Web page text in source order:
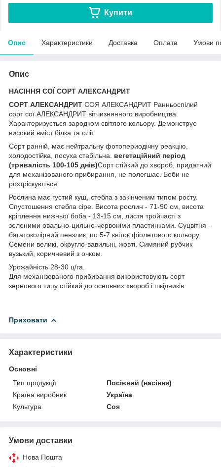
Купити
Опис Характеристики Доставка Оплата Умови
Опис
НАСІННЯ СОЇ СОРТ АЛЕКСАНДРИТ
СОРТ АЛЕКСАНДРИТ СОЯ АЛЕКСАНДРИТ Ранньоспілий
сорт сої АЛЕКСАНДРИТ вітчизнянного виробництва.
Характеризується зародком світлого кольору. Демонструє
високий вміст білка та олії.
Сорт ранній, має нейтральну фотопериодічну реакцію,
холодостійка, посуха стабільна. вегетаційний період
(тривалість 100-105 днів)Сорт стійкий до хвороб, придатний
для механізованого прибирання, не полегшає. Боби не
розтріскуються.
Рослина має густий кущ, стебла з закінченим типом росту.
Спустошення стебла сіре. Висота рослин - 71-90 см, висота
кріплення нижньої боба - 13-15 см, листя тройчасті з
зеленими овально-цильно-червоніми пластинками. Суцвітня -
багатоколірний пензлик, по 5-7 квіток фіолетового кольору.
Семени великі, округло-вавильні, жовті. Симяний рубчик
вузький, коричневий з очком.
Урожайність 28-30 ц/га.
Для механізованого прибирання використовують сорт
зернового типу стійкий до основних хвороб і шкідників.
Приховати
Характеристики
Основні
Тип продукції
Посівний (насіння)
Країна виробник
Україна
Культура
Соя
Умови доставки
Нова Пошта